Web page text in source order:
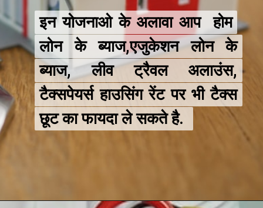
इन योजनाओ के अलावा आप होम
लोन के ब्याज,एजुकेशन लोन के
ब्याज, लीव ट्रैवल अलाउंस,
टैक्सपेयर्स हाउसिंग रेंट पर भी टैक्स
छूट का फायदा ले सकते है.
इन योजनाओ के अलावा आप होम
लोन के ब्याज,एजुकेशन लोन के
ब्याज, लीव ट्रैवल अलाउंस,
टैक्सपेयर्स हाउसिंग रेंट पर भी टैक्स
छूट का फायदा ले सकते है.